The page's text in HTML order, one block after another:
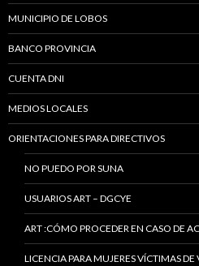
MUNICIPIO DE LOBOS
BANCO PROVINCIA
CUENTA DNI
MEDIOS LOCALES
ORIENTACIONES PARA DIRECTIVOS
NO PUEDO POR SUNA
USUARIOS ART – DGCYE
ART :CÓMO PROCEDER EN CASO DE
LICENCIA PARA MUJERES VÍCTIMAS